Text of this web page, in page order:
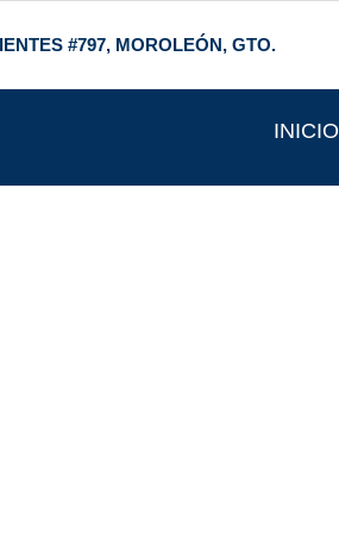
#797, MOROLEÓN, GTO.
INICIO